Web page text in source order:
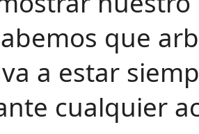
que
a estar
cualquier